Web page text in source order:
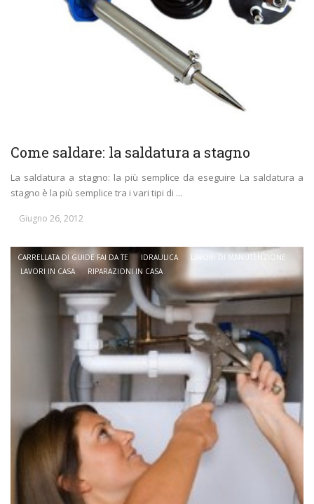
Come saldare: la saldatura a stagno
La saldatura a stagno: la più semplice da eseguire La saldatura a
stagno è la più semplice tra i vari tipi di ...
Giugno 26, 2012
CARRELLATA DI GUIDE FAI DA TE IDRAULICA
LAVORI DI MANUTENZIONE
LAVORI IN CASA
RIPARAZIONI IN CASA